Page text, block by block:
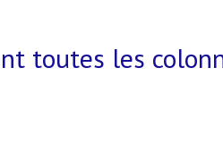
toutes les